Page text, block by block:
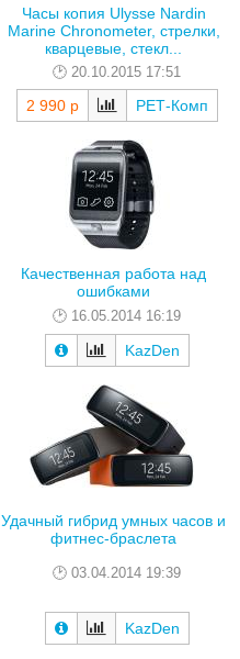
Часы копия Ulysse Nardin
Marine Chronometer, стрелки,
кварцевые, стекл...
20.10.2015 17:51
2 990 р РЕТ-Комп
Качественная работа над
ошибками
16.05.2014 16:19
KazDen
Удачный гибрид умных часов и
фитнес-браслета
03.04.2014 19:39
KazDen